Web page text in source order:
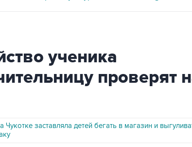
ученика
проверят
Чукотке заставляла детей бегать в магазин и